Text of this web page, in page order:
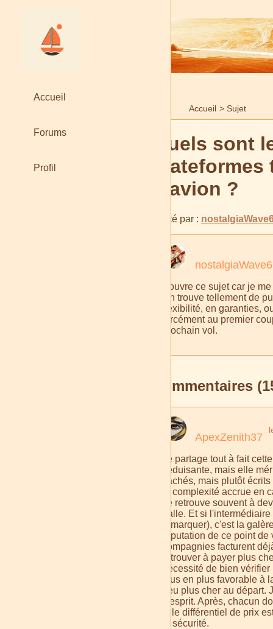
Accueil > Sujet
Accueil
Forums
Profil
Quels sont
d'avion ?
Posté par :
J'ouvre ce sujet car je
On trouve tellement de
flexibilité, en garanties,
forcément au premier
prochain vol.
Commentaires
ApexZenith37
Je partage tout à fait
séduisante, mais elle
cachés, mais plutôt
la complexité accrue en
se retrouve souvent à
balle. Et si
remarquer), c'est la
réputation de ce point
compagnies facturent
retrouver à payer plus
nécessité de bien
plus en plus favorable à
peu plus cher au
d'esprit. Après, chacun
si le différentiel de prix
la sécurité.